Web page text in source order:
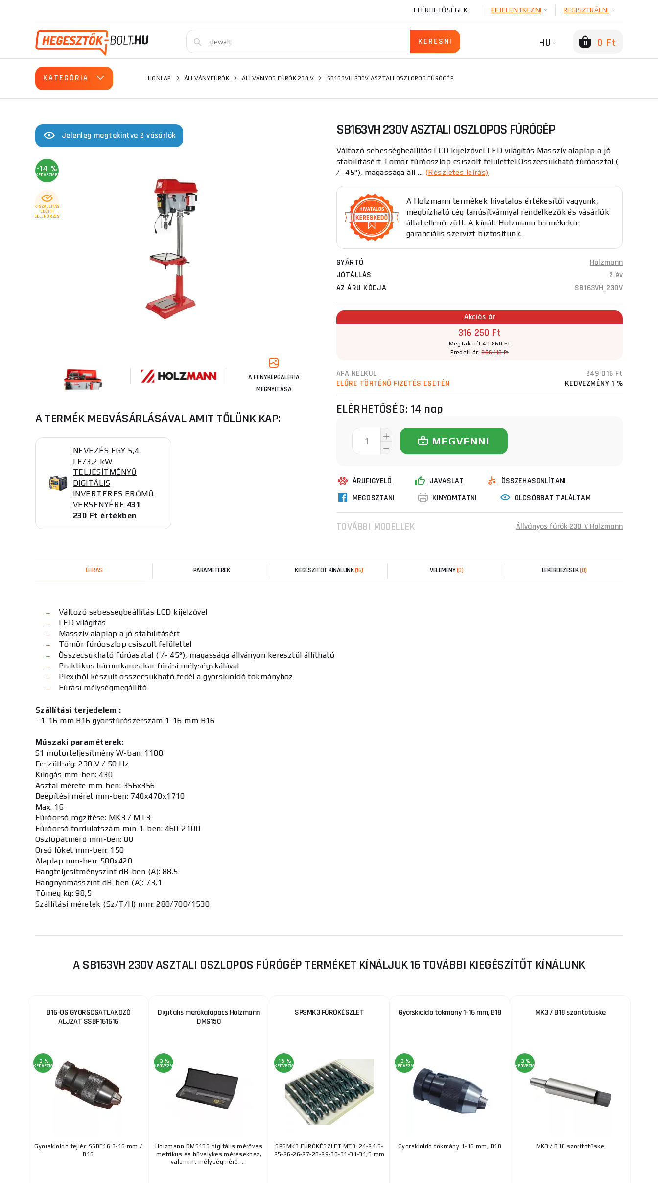
ELÉRHETŐSÉGEK BEJELENTKEZNI REGISZTRÁLNI
HU 0 0 Ft
KATEGÓRIA HONLAP ÁLLVÁNYFÚRÓK ÁLLVÁNYOS FÚRÓK 230 V SB163VH 230V ASZTALI OSZLOPOS FÚRÓGÉP
Jelenleg megtekintve 2 vásárlók
-14 %
KEDVEZMÉNY
KISZÁLLÍTÁS
ELŐTTI
ELLENŐRZÉS
A FÉNYKÉPGALÉRIA
MEGNYITÁSA
A TERMÉK MEGVÁSÁRLÁSÁVAL AMIT TŐLÜNK KAP:
NEVEZÉS EGY 5,4
LE/3,2 kW
TELJESÍTMÉNYŰ
DIGITÁLIS
INVERTERES ERŐMŰ
VERSENYÉRE 431
230 Ft értékben
SB163VH 230V ASZTALI OSZLOPOS FÚRÓGÉP
Változó sebességbeállítás LCD kijelzővel LED világítás Masszív alaplap a jó
stabilitásért Tömör fúróoszlop csiszolt felülettel Összecsukható fúróasztal (
/- 45°), magassága áll ... (Részletes leírás)
A Holzmann termékek hivatalos értékesítői vagyunk,
megbízható cég tanúsítvánnyal rendelkezők és vásárlók
által ellenőrzött. A kínált Holzmann termékekre
garanciális szervizt biztosítunk.
GYÁRTÓ
Holzmann
JÓTÁLLÁS
2 év
AZ ÁRU KÓDJA
SB163VH_230V
Akciós ár
316 250 Ft
Megtakarít 49 860 Ft
Eredeti ár:366 110 Ft
ÁFA NÉLKÜL
249 016 Ft
ELŐRE TÖRTÉNŐ FIZETÉS ESETÉN
KEDVEZMÉNY 1 %
ELÉRHETŐSÉG: 14 nap
MEGVENNI
ÁRUFIGYELŐ JAVASLAT
ÖSSZEHASONLÍTANI
MEGOSZTANI
KINYOMTATNI OLCSÓBBAT TALÁLTAM
TOVÁBBI MODELLEK Állványos fúrók 230 V Holzmann
LEÍRÁS PARAMÉTEREK KIEGÉSZÍTŐT KÍNÁLUNK(16) VÉLEMÉNY(0) LEKÉRDEZÉSEK(0)
Változó sebességbeállítás LCD kijelzővel
LED világítás
Masszív alaplap a jó stabilitásért
Tömör fúróoszlop csiszolt felülettel
Összecsukható fúróasztal ( /- 45°), magassága állványon keresztül állítható
Praktikus háromkaros kar fúrási mélységskálával
Plexiből készült összecsukható fedél a gyorskioldó tokmányhoz
Fúrási mélységmegállító
Szállítási terjedelem :
- 1-16 mm B16 gyorsfúrószerszám 1-16 mm B16
Műszaki paraméterek:
S1 motorteljesítmény W-ban: 1100
Feszültség: 230 V / 50 Hz
Kilógás mm-ben: 430
Asztal mérete mm-ben: 356x356
Beépítési méret mm-ben: 740x470x1710
Max. 16
Fúróorsó rögzítése: MK3 / MT3
Fúróorsó fordulatszám min-1-ben: 460-2100
Oszlopátmérő mm-ben: 80
Orsó löket mm-ben: 150
Alaplap mm-ben: 580x420
Hangteljesítményszint dB-ben (A): 88.5
Hangnyomásszint dB-ben (A): 73,1
Tömeg kg: 98,5
Szállítási méretek (Sz/T/H) mm: 280/700/1530
A SB163VH 230V ASZTALI OSZLOPOS FÚRÓGÉP TERMÉKET KÍNÁLJUK 16 TOVÁBBI KIEGÉSZÍTŐT KÍNÁLUNK
B16-OS GYORSCSATLAKOZÓ
ALJZAT SSBF161616
-3 %
KEDVEZMÉNY
Gyorskioldó fejléc SSBF16 3-16 mm /
B16
Digitális mérőkalapács Holzmann
DMS150
-3 %
KEDVEZMÉNY
Holzmann DMS150 digitális mérővas
metrikus és hüvelykes mérésekhez,
valamint mélységmérő. ...
SPSMK3 FÚRÓKÉSZLET
-15 %
KEDVEZMÉNY
SPSMK3 FÚRÓKÉSZLET MT3: 24-24,5-
25-26-26-27-28-29-30-31-31-31,5 mm
Gyorskioldó tokmány 1-16 mm, B18
-3 %
KEDVEZMÉNY
Gyorskioldó tokmány 1-16 mm, B18
MK3 / B18 szorítótüske
-3 %
KEDVEZMÉNY
MK3 / B18 szorítótüske